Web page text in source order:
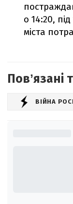
о 14:20,
міста
Повʼязані
ВІЙНА